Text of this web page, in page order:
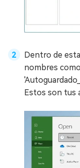
Dentro de
nombres como
Estos son tus